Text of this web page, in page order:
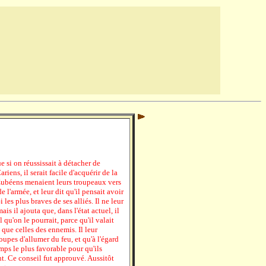
on réussissait à détacher de
il serait facile d'acquérir de la
menaient leurs troupeaux vers
l'armée, et leur dit qu'il pensait avoir
plus braves de ses alliés. Il ne leur
il ajouta que, dans l'état actuel, il
qu'on le pourrait, parce qu'il valait
celles des ennemis. Il leur
d'allumer du feu, et qu'à l'égard
le plus favorable pour qu'ils
Ce conseil fut approuvé. Aussitôt